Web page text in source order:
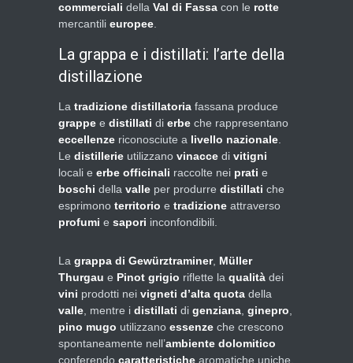
commerciali della Val di Fassa con le rotte
mercantili europee
La grappa e i distillati: l’arte della
distillazione
La tradizione distillatoria fassana produce
grappe e distillati di erbe che rappresentano
eccellenze riconosciute a livello nazionale
Le distillerie utilizzano vinacce di vitigni
locali e erbe officinali raccolte nei prati e
boschi della valle per produrre distillati che
esprimono territorio e tradizione attraverso
profumi e sapori inconfondibili.
La grappa di Gewürztraminer, Müller
Thurgau e Pinot grigio riflette la qualità dei
vini prodotti nei vigneti d’alta quota della
valle , mentre i distillati di genziana ginepro
pino mugo utilizzano essenze che crescono
spontaneamente nell’ambiente dolomitico
conferendo caratteristiche aromatiche uniche.